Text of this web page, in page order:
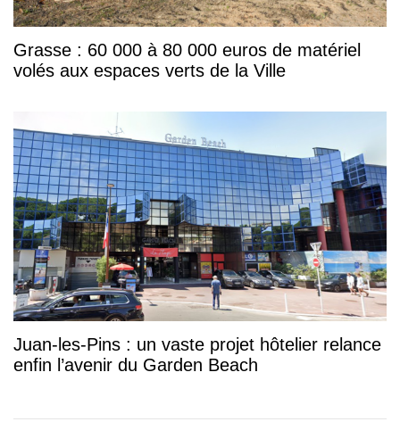
Grasse : 60 000 à 80 000 euros de matériel
volés aux espaces verts de la Ville
Juan-les-Pins : un vaste projet hôtelier relance
enfin l’avenir du Garden Beach